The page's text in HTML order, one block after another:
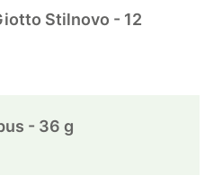
Stilnovo - 12
- 36 g